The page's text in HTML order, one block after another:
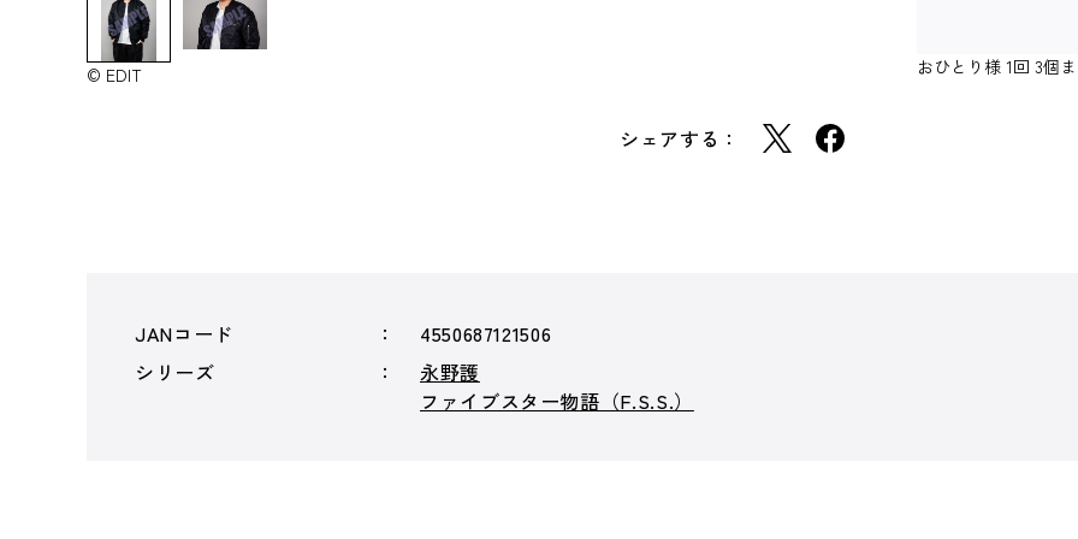
© EDIT
シェアする：
おひとり様 1回 3個
JANコード
4550687121506
シリーズ
永野護
ファイブスター物語（F.S.S.）